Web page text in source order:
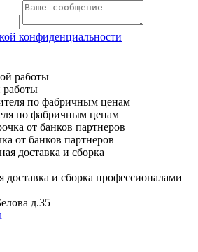
конфиденциальности
работы
по фабричным ценам
от банков партнеров
доставка и сборка профессионалами
д.35